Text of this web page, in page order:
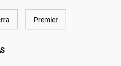
Premier